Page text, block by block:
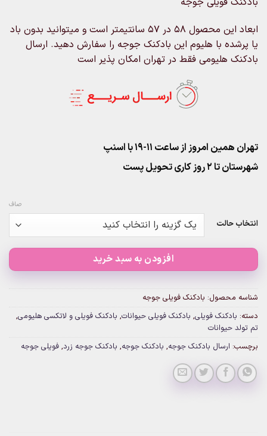
through
۴۵۰,۰۰۰تومان
ابعاد این محصول 58 در 57 سانتیمتر است و میتوانید بدون باد
یا پرشده با هلیوم این بادکنک جوجه را سفارش دهید. ارسال
بادکنک هلیومی فقط در تهران امکان پذیر است
تهران همین امروز از ساعت ۱۱-۱۹ با اسنپ
شهرستان تا 2 روز کاری تحویل پست
انتخاب حالت
صاف
افزودن به سبد خرید
شناسه محصول: بادکنک فویلی جوجه
دسته: بادکنک فویلی, بادکنک فویلی حیوانات, بادکنک فویلی و لاتکسی هلیومی,
تم تولد حیوانات
برچسب: ارسال بادکنک جوجه, بادکنک جوجه, بادکنک جوجه زرد, فویلی جوجه